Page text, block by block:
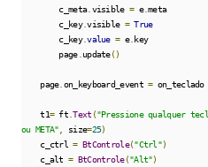
        c_meta
. visible = e.meta
        c_key
.visible = True
        c_key
.value = e. key
        page
. update()
    page
. on_keyboard_event = on_teclado
    t1
= ft .Text ("Pressione qualquer
ou META"
size=25)
    c_ctrl
= BtControle("Ctrl")
    c_alt
= BtControle("Alt")